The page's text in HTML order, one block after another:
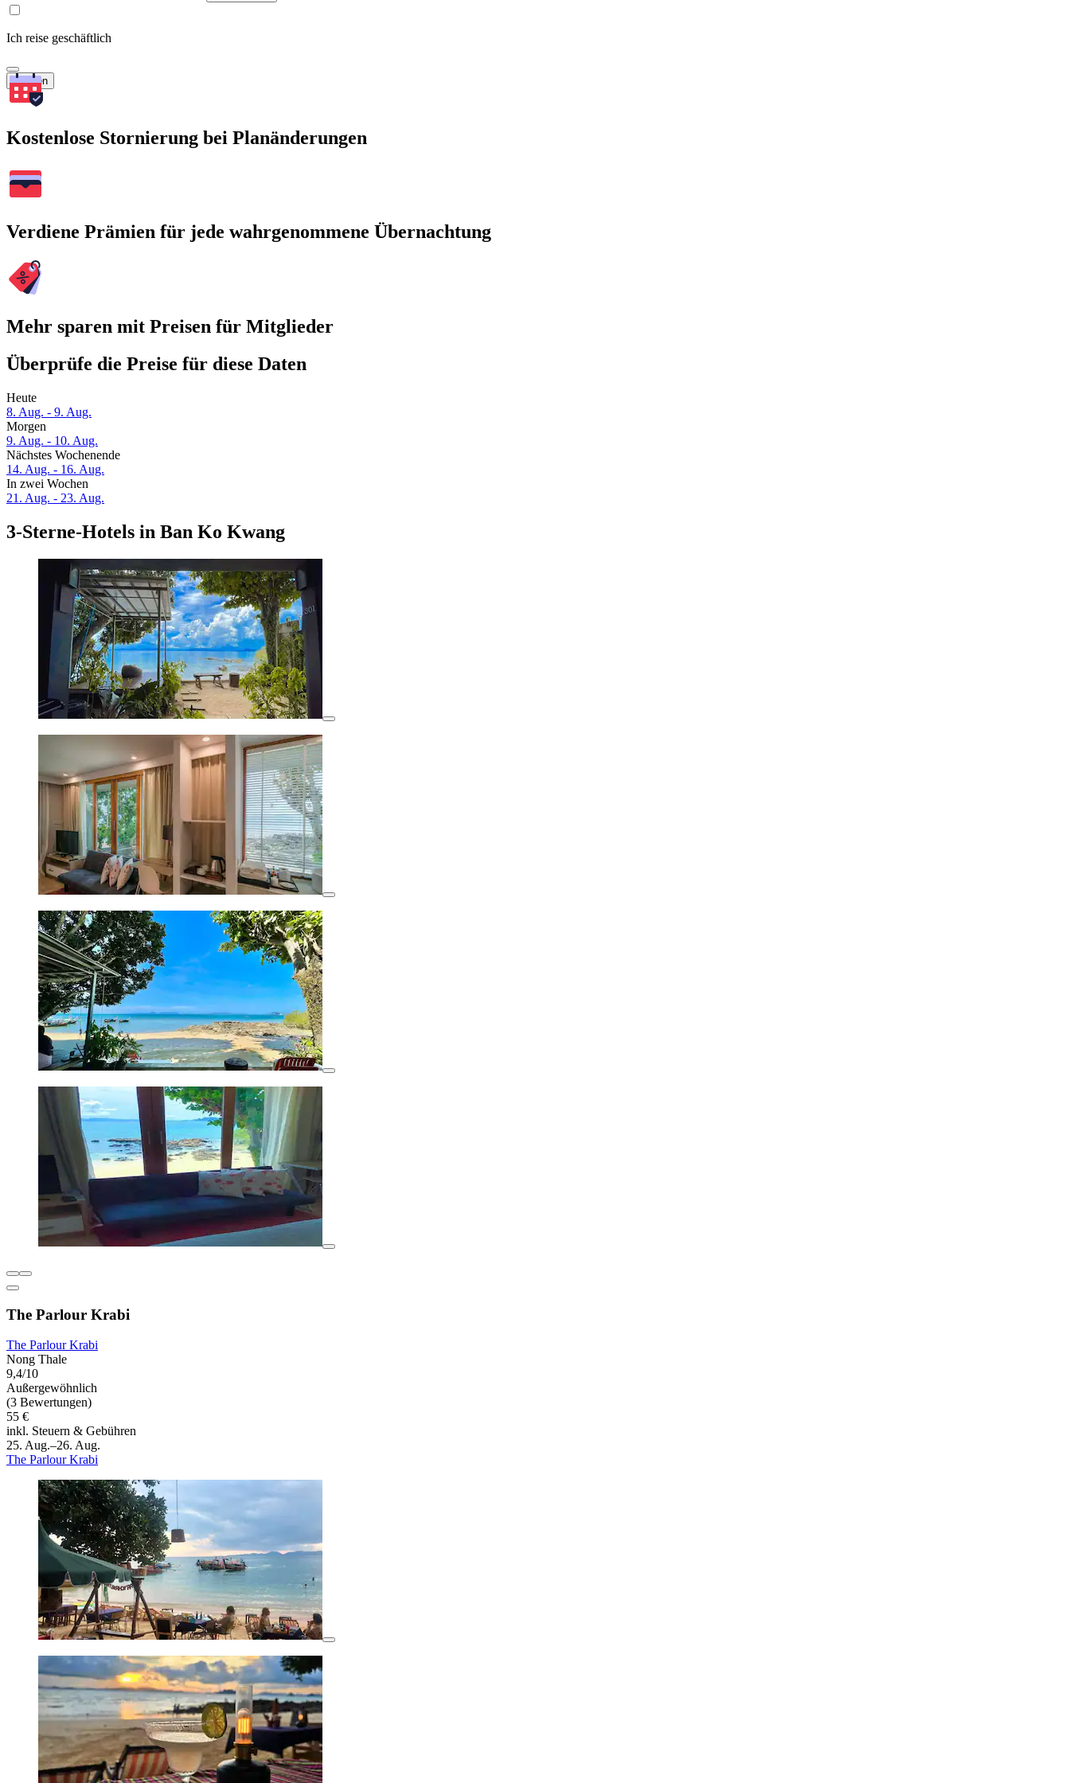
Ich reise geschäftlich
Suchen
Kostenlose Stornierung bei Planänderungen
Verdiene Prämien für jede wahrgenommene Übernachtung
Mehr sparen mit Preisen für Mitglieder
Überprüfe die Preise für diese Daten
Heute
8. Aug. - 9. Aug.
Morgen
9. Aug. - 10. Aug.
Nächstes Wochenende
14. Aug. - 16. Aug.
In zwei Wochen
21. Aug. - 23. Aug.
3-Sterne-Hotels in Ban Ko Kwang
The Parlour Krabi
The Parlour Krabi
Nong Thale
9,4/10
Außergewöhnlich
(3 Bewertungen)
55 €
inkl. Steuern & Gebühren
25. Aug.–26. Aug.
The Parlour Krabi